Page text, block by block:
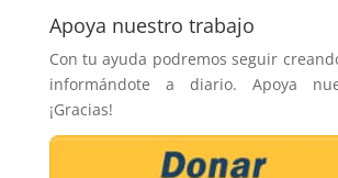
Apoya nuestro trabajo
Con tu ayuda podremos seguir
informándote a diario. Apoya
¡Gracias!